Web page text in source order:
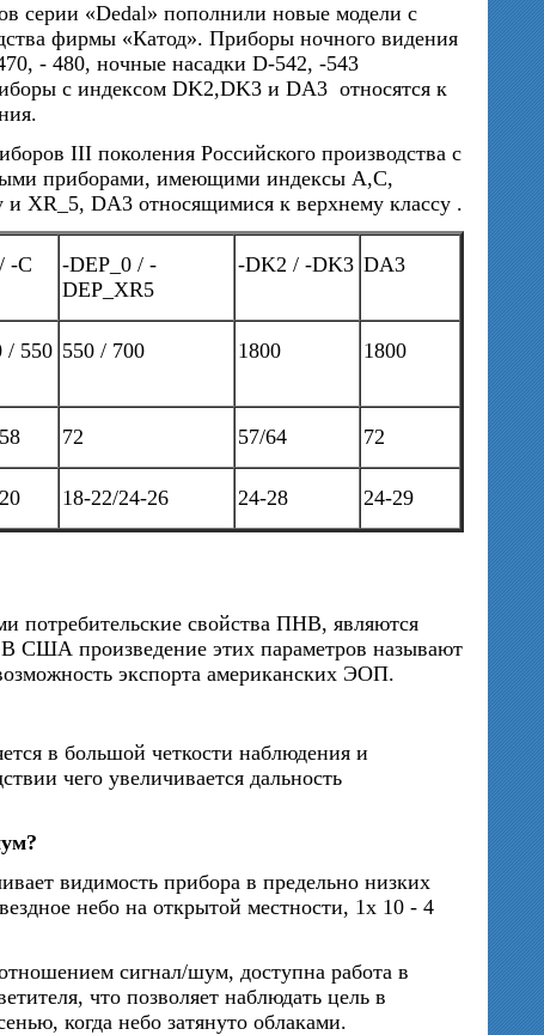
серии «Dedal» пополнили новые модели с
фирмы «Катод». Приборы ночного видения
- 480, ночные насадки D-542, -543
с индексом DK2,DK3 и DA3 относятся к
III поколения Российского производства с
приборами, имеющими индексы А,С,
и XR_5, DA3 относящимися к верхнему классу .
-С
-DEP_0 / -
DEP_XR5
-DK2 / -DK3 DA3
/ 550 550 / 700 1800 1800
72 57/64 72
18-22/24-26 24-28 24-29
свойства ПНВ, являются
США произведение этих параметров называют
экспорта американских ЭОП.
в большой четкости наблюдения и
чего увеличивается дальность
видимость прибора в предельно низких
небо на открытой местности, 1х 10 - 4
сигнал/шум, доступна работа в
что позволяет наблюдать цель в
когда небо затянуто облаками.